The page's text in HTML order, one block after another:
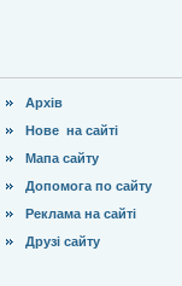
Архів
Нове на сайті
Мапа сайту
Допомога по сайту
Реклама на сайті
Друзі сайту